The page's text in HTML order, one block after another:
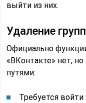
выйти из них.
Удаление
Официально
«ВКонтакте» нет,
путями:
Требуется